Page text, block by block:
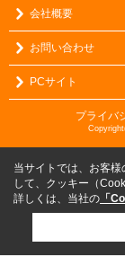
会社概要
お問い合わせ
PCサイト
プライバ
当サイトでは、お客
して、クッキー（
詳しくは、当社の 「